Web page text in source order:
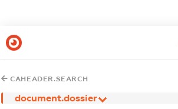
CAHEADER.SEARCH
document.dossier